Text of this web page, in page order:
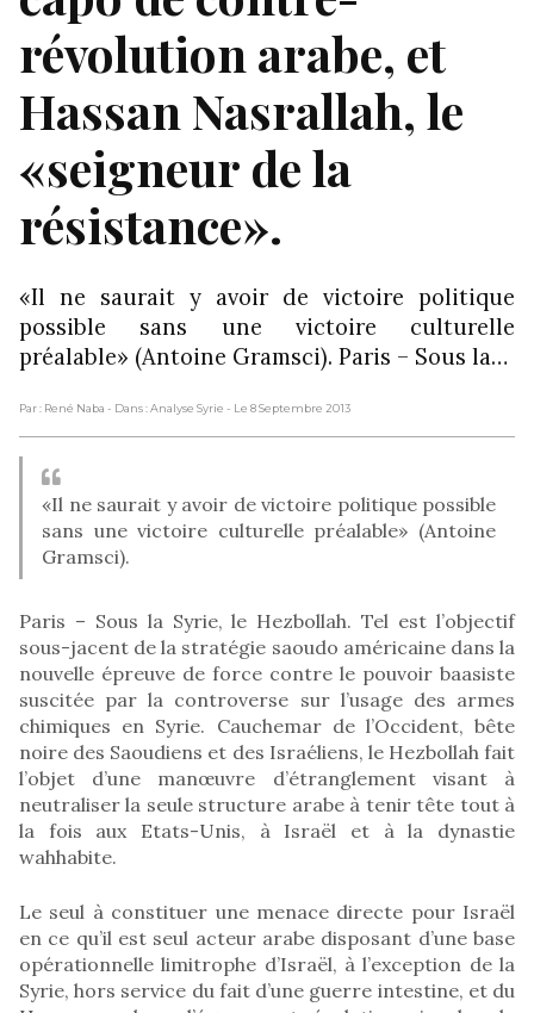
révolution arabe, et
Hassan Nasrallah, le
«seigneur de la
résistance».
«Il ne saurait y avoir de victoire politique
possible sans une victoire culturelle
préalable» (Antoine Gramsci). Paris – Sous la…
Par : René Naba - Dans : Analyse Syrie - Le 8 Septembre 2013
«Il ne saurait y avoir de victoire politique possible
sans une victoire culturelle préalable» (Antoine
Gramsci).
Paris – Sous la Syrie, le Hezbollah. Tel est l’objectif
sous-jacent de la stratégie saoudo américaine dans la
nouvelle épreuve de force contre le pouvoir baasiste
suscitée par la controverse sur l’usage des armes
chimiques en Syrie. Cauchemar de l’Occident, bête
noire des Saoudiens et des Israéliens, le Hezbollah fait
l’objet d’une manœuvre d’étranglement visant à
neutraliser la seule structure arabe à tenir tête tout à
la fois aux Etats-Unis, à Israël et à la dynastie
wahhabite.
Le seul à constituer une menace directe pour Israël
en ce qu’il est seul acteur arabe disposant d’une base
opérationnelle limitrophe d’Israël, à l’exception de la
Syrie, hors service du fait d’une guerre intestine, et du